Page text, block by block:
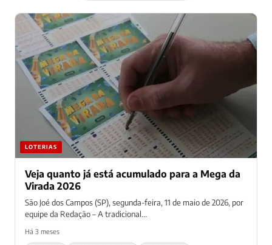
LOTERIAS
Veja quanto já está acumulado para a Mega da
Virada 2026
São Joé dos Campos (SP), segunda-feira, 11 de maio de 2026, por
equipe da Redação – A tradicional...
Há 3 meses